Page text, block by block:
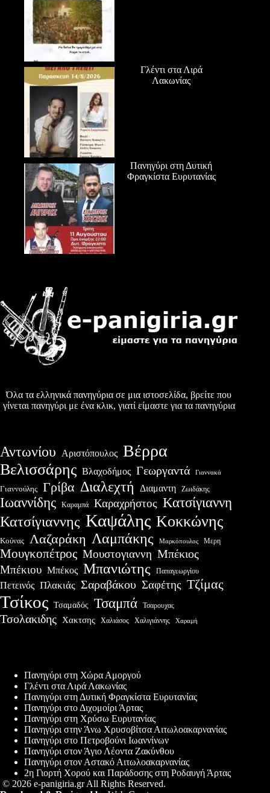
Γλέντι στα Λιρά
Λακωνίας
Πανηγύρι στη Δυτική
Φραγκίστα Ευρυτανίας
Όλα τα ελληνικά πανηγύρια σε μια ιστοσελίδα, βρείτε που
γίνεται πανηγύρι με ένα κλικ, γιατί είμαστε για τα πανηγύρια
Αντωνίου Αριστόπουλος Βέρρα
Βελισσάρης Βλαχοδήμος Γεωργαντά Γιαννακά
Γιαννούλης Γρίβα Διαλεχτή Διαμαντη Ζωιδάκης
Ιωαννίδης Καραμπά Καραχρήστος Κατσίγιαννη
Κατσίγιαννης Καψάλης Κοκκώνης
Κούνας Λαζαράκη Λαμπάκης Μαρκόπουλος Μερη
Μουγκοπέτρος Μουστογιαννη Μπέκιος
Μπέκιου Μπέκος Μπανιώτης Παπαγεωργίου
Πετεινός Πλακιάς Σαραβάκου Σαφέτης Τζίμας
Τσίκος Τσαμαδός Τσαμπά Τσαρουχας
Τσολακιδης Χακτσης Χαλιάσος Χαλιγιάννης Χαραμή
Πανηγύρι στη Χώρα Αμοργού
Γλέντι στα Λιρά Λακωνίας
Πανηγύρι στη Δυτική Φραγκίστα Ευρυτανίας
Πανηγύρι στο Διχομοίρι Άρτας
Πανηγύρι στη Χρύσω Ευρυτανίας
Πανηγύρι στην Άνω Χρυσοβίτσα Αιτωλοακαρνανίας
Πανηγύρι στο Πετροβούνι Ιωαννίνων
Πανηγύρι στον Άγιο Λέοντα Ζακύνθου
Πανηγύρι στον Αστακό Αιτωλοακαρνανίας
2η Γιορτή Χορού και Παράδοσης στη Ροδαυγή Άρτας
© 2026 e-panigiria.gr All Rights Reserved.